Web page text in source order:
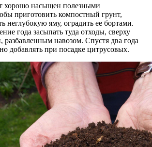
хорошо насыщен полезными
приготовить компостный грунт,
неглубокую яму, оградить ее бортами.
года засыпать туда отходы, сверху
разбавленным навозом. Спустя два года
добавлять при посадке цитрусовых.